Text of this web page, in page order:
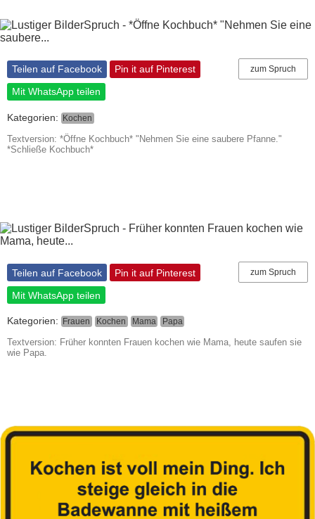
zum Spruch
Teilen auf Facebook
Pin it auf Pinterest
Mit WhatsApp teilen
Kategorien: Kochen
Textversion: *Öffne Kochbuch* "Nehmen Sie eine saubere Pfanne."
*Schließe Kochbuch*
zum Spruch
Teilen auf Facebook
Pin it auf Pinterest
Mit WhatsApp teilen
Kategorien: Frauen Kochen Mama Papa
Textversion: Früher konnten Frauen kochen wie Mama, heute saufen sie
wie Papa.